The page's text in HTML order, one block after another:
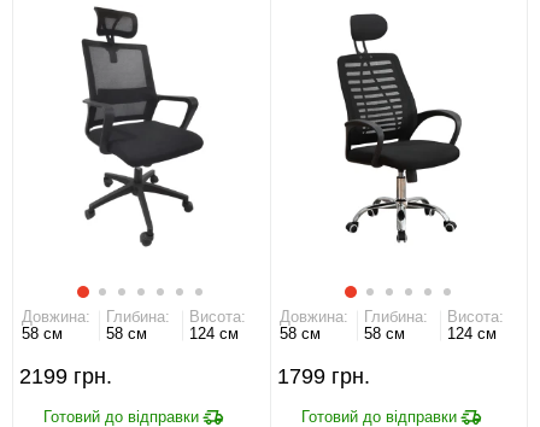
Довжина:
58 см
Глибина:
58 см
Висота:
124 см
2199
Довжина:
58 см
Глибина:
58 см
Висота:
124 см
1799